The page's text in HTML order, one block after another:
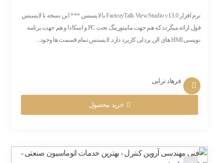
نرم افزار FactoryTalk View Studio v13.0 با لایسنس *** این نسخه با لایسنس
فول ارائه میگردد که هم جهت مانیتورینگ تحت PC و اسکادا و هم جهت برنامه
نویسی HMI های الن بردلی کاربرد دارد. لایسنس تمام قسمت ها وجود...
فرهاد ترابی
خرید محصول